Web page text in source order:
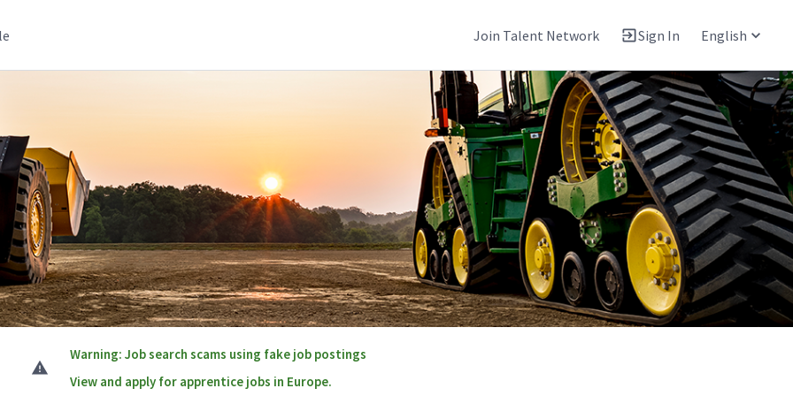
Join Talent Network Sign In English
Warning: Job search scams using fake job postings
View and apply for apprentice jobs in Europe.